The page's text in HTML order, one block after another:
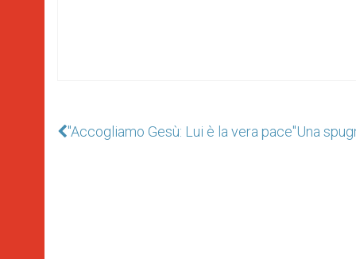
"Accogliamo Gesù: Lui è la vera pace"Una